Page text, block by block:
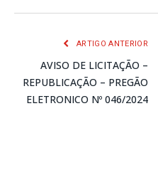
ARTIGO ANTERIOR
AVISO DE LICITAÇÃO –
REPUBLICAÇÃO – PREGÃO
ELETRONICO Nº 046/2024